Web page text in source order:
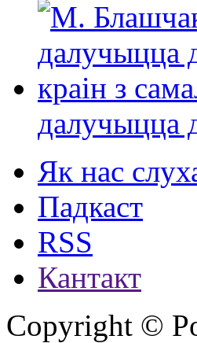
далучыцца
Як нас
Падкаст
RSS
Кантакт
Copyright ©